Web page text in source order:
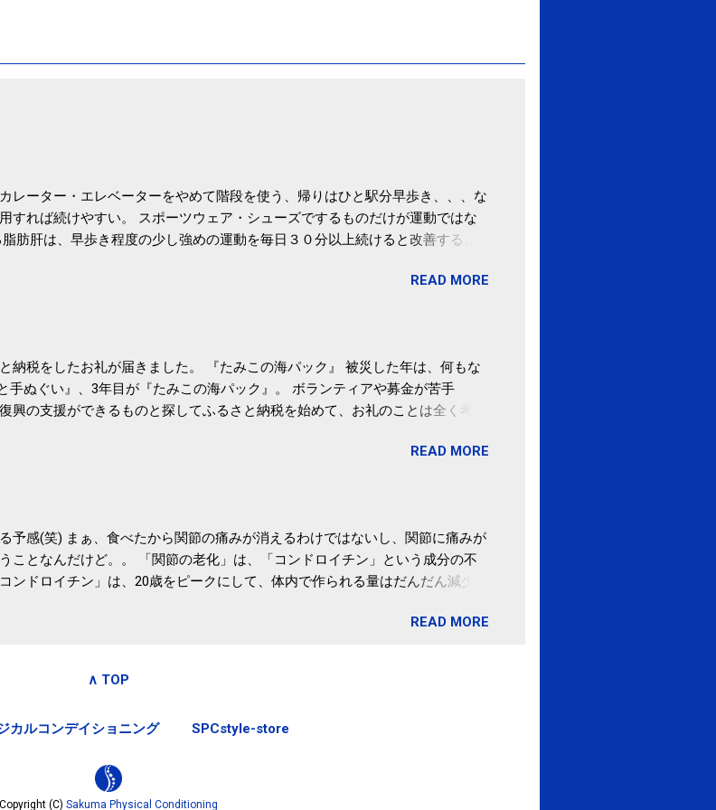
レーター・エレベーターをやめて階段を使う、帰りはひと駅分早歩き、、、な
すれば続けやすい。 スポーツウェア・シューズでするものだけが運動ではな
肝は、早歩き程度の少し強めの運動を毎日３０分以上続けると改善する、
らなくても効果があるという。 正田教授は「汗ばむ程度の運動を毎日３０分
る。 脂肪肝、毎日３０分の早歩きで改善 筑波大「減量しなくても効果」 -
READ MORE
納税をしたお礼が届きました。 『たみこの海パック』 被災した年は、何もな
手ぬぐい』、3年目が『たみこの海パック』。 ボランティアや募金が苦手
興の支援ができるものと探してふるさと納税を始めて、お礼のことは全く考え
始めたのですが、節税になるほど稼げていないのでこちらの目的は......。 総務
READ MORE
予感(笑) まぁ、食べたから関節の痛みが消えるわけではないし、関節に痛みが
ことなんだけど。。 「関節の老化」は、「コンドロイチン」という成分の不
ンドロイチン」は、20歳をピークにして、体内で作られる量はだんだん減少し
ドロイチン」を補うことが大切。そして「コンドロイチン」という成分は、納
ロイチン補給 | セルフドクターニュース 賞味期限は気にしたことがなかった。
味期限ギリギリで食べる。 ・白い泡が全体に行き渡る程度かき混ぜる。 ・タレ
たタレ・薬味は納豆をかき混ぜたあとに入れたほうが、納豆のふわふわ感がよ
関節の痛み・体のゆがみ予防には「納豆」！ 1日1パックでコンドロイチン補
READ MORE
∧ TOP
カルコンデイショニング SPCstyle-store
Copyright (C) Sakuma Physical Conditioning